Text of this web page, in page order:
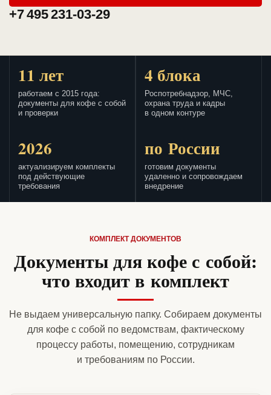
+7 495 231-03-29
11 лет
работаем с 2015 года:
документы для кофе с собой
и проверки
4 блока
Роспотребнадзор, МЧС,
охрана труда и кадры
в одном контуре
2026
актуализируем комплекты
под действующие
требования
по России
готовим документы
удаленно и сопровождаем
внедрение
КОМПЛЕКТ ДОКУМЕНТОВ
Документы для кофе с собой:
что входит в комплект
Не выдаем универсальную папку. Собираем документы
для кофе с собой по ведомствам, фактическому
процессу работы, помещению, сотрудникам
и требованиям по России.